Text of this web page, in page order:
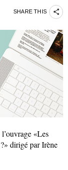
SHARE THIS
«Les
dirigé par Irène